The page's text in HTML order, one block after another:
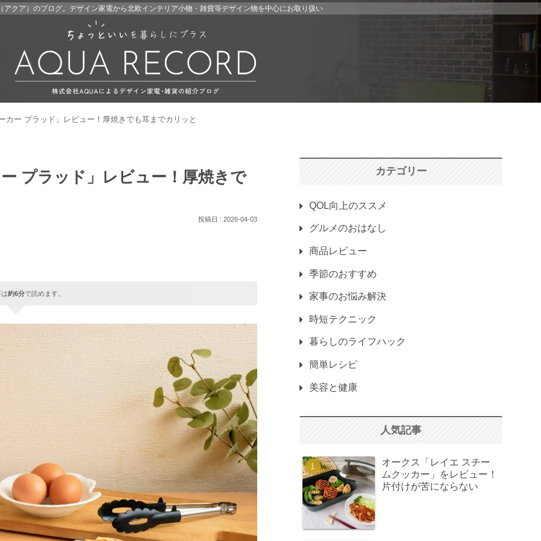
アクア）のブログ。デザイン家電から北欧インテリア小物・雑貨等デザイン物を中心にお取り扱い
カー プラッド」レビュー！厚焼きでも耳までカリッと
プラッド」レビュー！厚焼きで
2026-04-03
約6分で読めます。
カテゴリー
QOL向上のススメ
グルメのおはなし
商品レビュー
季節のおすすめ
家事のお悩み解決
時短テクニック
暮らしのライフハック
簡単レシピ
美容と健康
人気記事
オークス「レイエ スチー
ムクッカー」をレビュー！
片付けが苦にならない